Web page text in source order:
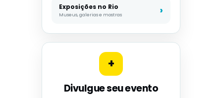
Exposições no Rio
Museus, galerias e mostras
+
Divulgue seu evento